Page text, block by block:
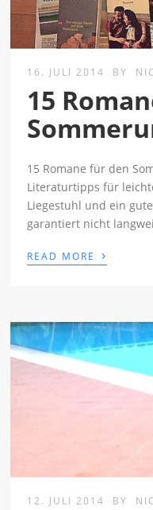
16. JULI 2014 BY
15
15 Romane für den
Literaturtipps für
Liegestuhl und ein
garantiert nicht
READ MORE ›
12. JULI 2014 BY